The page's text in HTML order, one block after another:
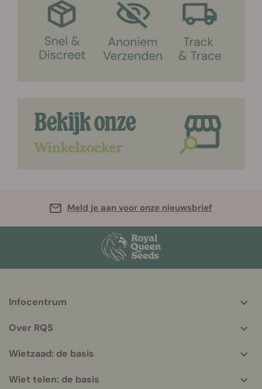
Meld je aan voor onze nieuwsbrief
info
Infocentrum
Over RQS
Wietzaad: de basis
Wiet telen: de basis